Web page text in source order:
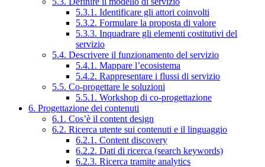
5.3.1. Identificare gli attori coinvolti
5.3.2. Formulare la proposta di valore
5.3.3. Inquadrare gli elementi costitutivi del
servizio
5.4. Descrivere il funzionamento del servizio
5.4.1. Mappare l’ecosistema
5.4.2. Rappresentare i flussi di servizio
5.5. Co-progettare le soluzioni
5.5.1. Workshop di co-progettazione
6. Progettazione dei contenuti
6.1. Cos’è il content design
6.2. Ricerca utente sui contenuti e il linguaggio
6.2.1. Content discovery
6.2.2. Dati di ricerca (search keywords)
6.2.3. Ricerca tramite analytics